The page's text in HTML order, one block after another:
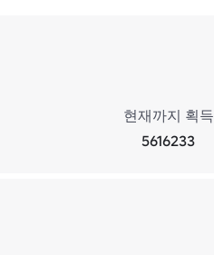
현재까지 획득
5616233